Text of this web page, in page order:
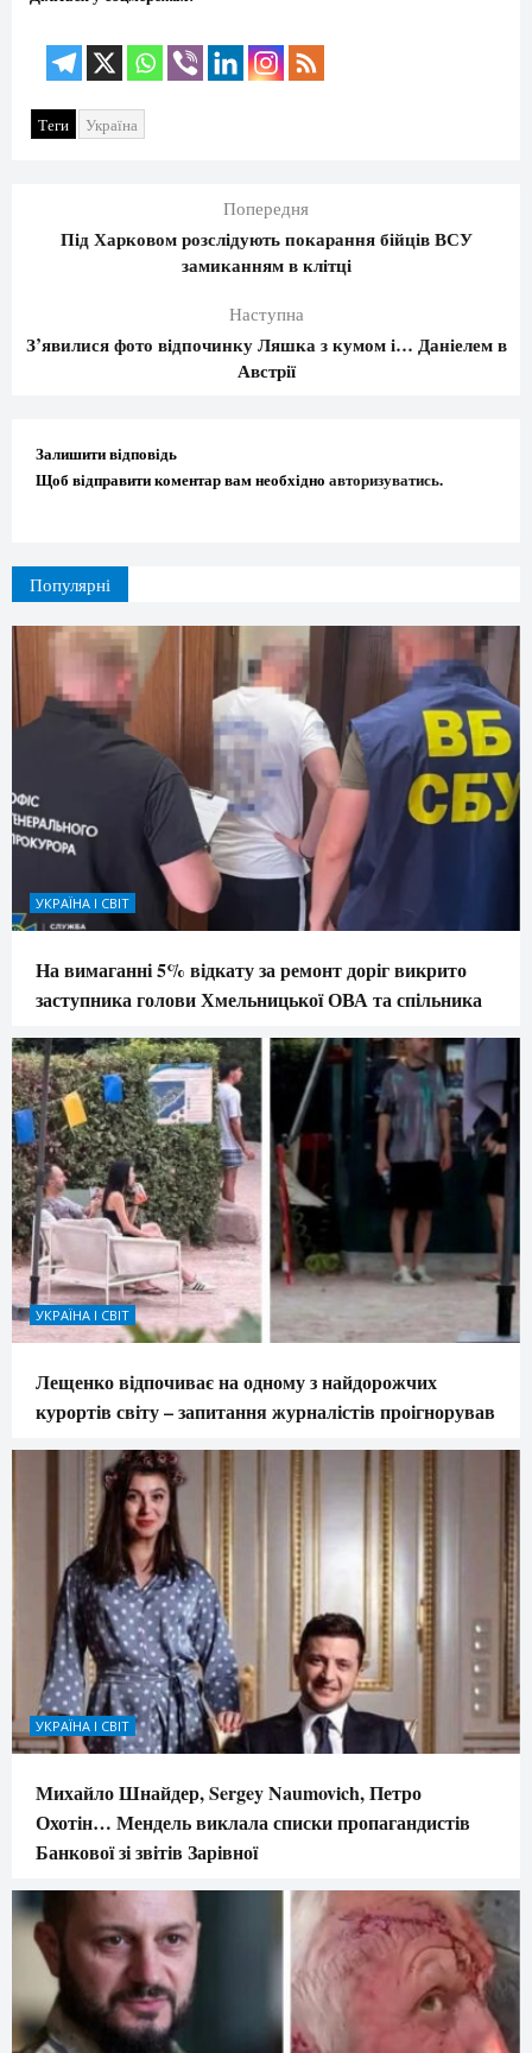
Теги Україна
Попередня
Під Харковом розслідують покарання бійців ВСУ
замиканням в клітці
Наступна
З’явилися фото відпочинку Ляшка з кумом і… Даніелем в
Австрії
Залишити відповідь
Щоб відправити коментар вам необхідно авторизуватись.
Популярні
УКРАЇНА І СВІТ
На вимаганні 5% відкату за ремонт доріг викрито
заступника голови Хмельницької ОВА та спільника
УКРАЇНА І СВІТ
Лещенко відпочиває на одному з найдорожчих
курортів світу – запитання журналістів проігнорував
УКРАЇНА І СВІТ
Михайло Шнайдер, Sergey Naumovich, Петро
Охотін… Мендель виклала списки пропагандистів
Банкової зі звітів Зарівної